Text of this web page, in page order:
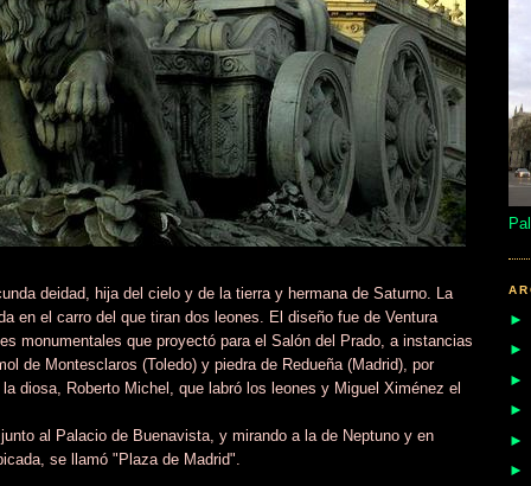
deidad, hija del cielo y de la tierra y hermana de Saturno. La
en el carro del que tiran dos leones. El diseño fue de Ventura
monumentales que proyectó para el Salón del Prado, a instancias
de Montesclaros (Toledo) y piedra de Redueña (Madrid), por
diosa, Roberto Michel, que labró los leones y Miguel Ximénez el
al Palacio de Buenavista, y mirando a la de Neptuno y en
se llamó "Plaza de Madrid".